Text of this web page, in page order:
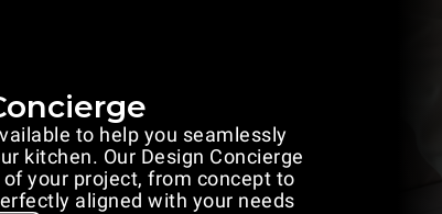
to help you seamlessly
kitchen. Our Design Concierge
your project, from concept to
aligned with your needs.